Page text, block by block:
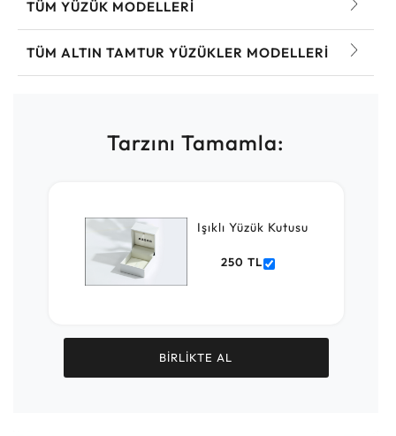
TÜM YÜZÜK MODELLERI
TÜM ALTIN TAMTUR YÜZÜKLER MODELLERI
Tarzını Tamamla:
Işıklı Yüzük Kutusu
250 TL
BİRLİKTE AL